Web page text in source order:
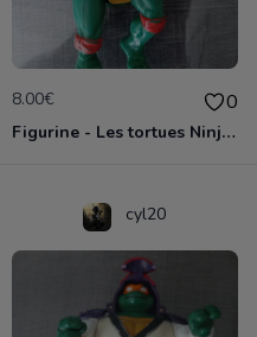
8.00€ 0
Figurine - Les tortues Ninja - Michaelangelo
cyl20